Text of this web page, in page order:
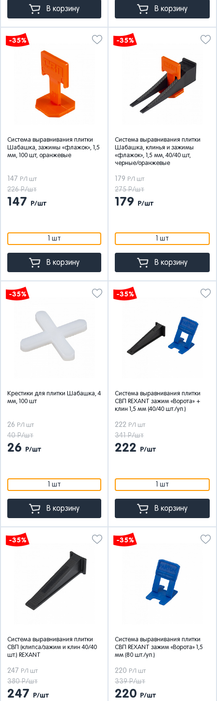
В корзину В корзину
-35%
Система выравнивания плитки
Шабашка, зажимы «флажок», 1,5
мм, 100 шт, оранжевые
147 Р/1 шт
226 Р/шт
147 Р/шт
1 шт
В корзину
-35%
Система выравнивания плитки
Шабашка, клинья и зажимы
«флажок», 1,5 мм, 40/40 шт,
черные/оранжевые
179 Р/1 шт
275 Р/шт
179 Р/шт
1 шт
В корзину
-35%
Крестики для плитки Шабашка, 4
мм, 100 шт
26 Р/1 шт
40 Р/шт
26 Р/шт
1 шт
В корзину
-35%
Система выравнивания плитки
СВП REXANT зажим «Ворота» +
клин 1,5 мм (40/40 шт./уп.)
222 Р/1 шт
341 Р/шт
222 Р/шт
1 шт
В корзину
-35%
Система выравнивания плитки
СВП (клипса/зажим и клин 40/40
шт.) REXANT
247 Р/1 шт
380 Р/шт
247 Р/шт
-35%
Система выравнивания плитки
СВП REXANT зажим «Ворота» 1,5
мм (80 шт./уп.)
220 Р/1 шт
339 Р/шт
220 Р/шт